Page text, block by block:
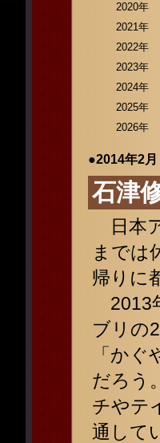
2020年
2021年
2022年
2023年
2024年
2025年
2026年
●2014年2月
石津
日本
までは
帰りに
2013
ブリの
「か
だろう
チやテ
通して